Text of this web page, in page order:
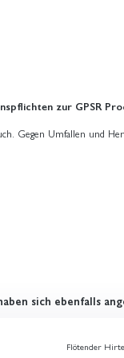
zur GPSR
Gegen Umfallen und
sich ebenfalls
Flötender